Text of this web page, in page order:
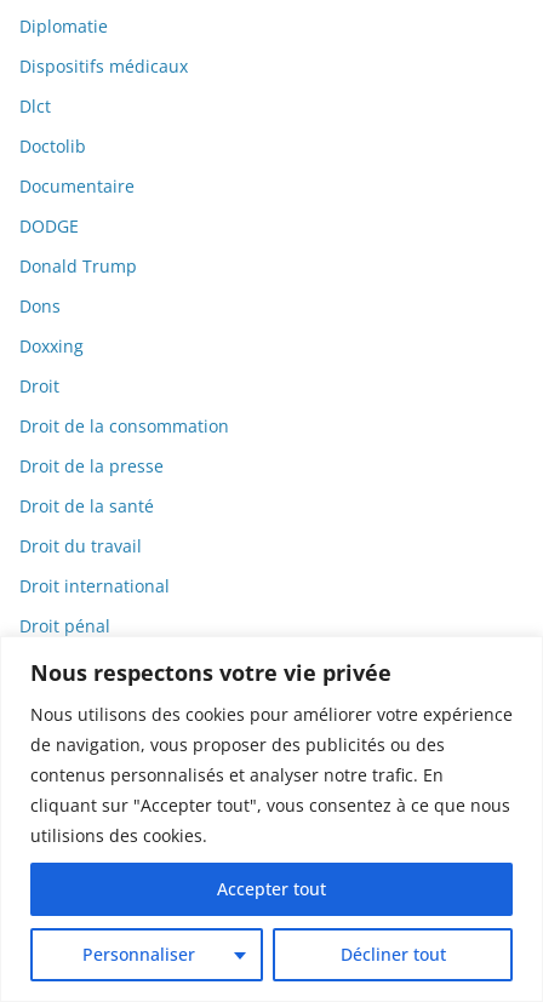
Nous respectons votre vie privée
Nous utilisons des cookies pour améliorer votre expérience
de navigation, vous proposer des publicités ou des
contenus personnalisés et analyser notre trafic. En
cliquant sur "Accepter tout", vous consentez à ce que nous
utilisions des cookies.
Personnaliser Décliner tout
Accepter tout
Diplomatie
Dispositifs médicaux
Dlct
Doctolib
Documentaire
DODGE
Donald Trump
Dons
Doxxing
Droit
Droit de la consommation
Droit de la presse
Droit de la santé
Droit du travail
Droit international
Droit pénal
Droits des animaux
Droits humains
Dystopie
e-cigarettes
E-commerce
Éco-toxicologie
Écologie
Économie